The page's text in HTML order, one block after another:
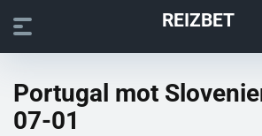
REIZBET
Portugal mot
07-01